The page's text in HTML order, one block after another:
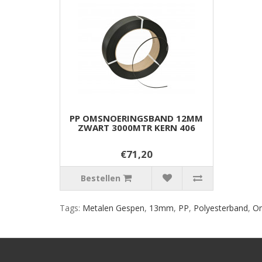
PP OMSNOERINGSBAND 12MM
ZWART 3000MTR KERN 406
€71,20
Bestellen
Tags: Metalen Gespen, 13mm, PP, Polyesterband,